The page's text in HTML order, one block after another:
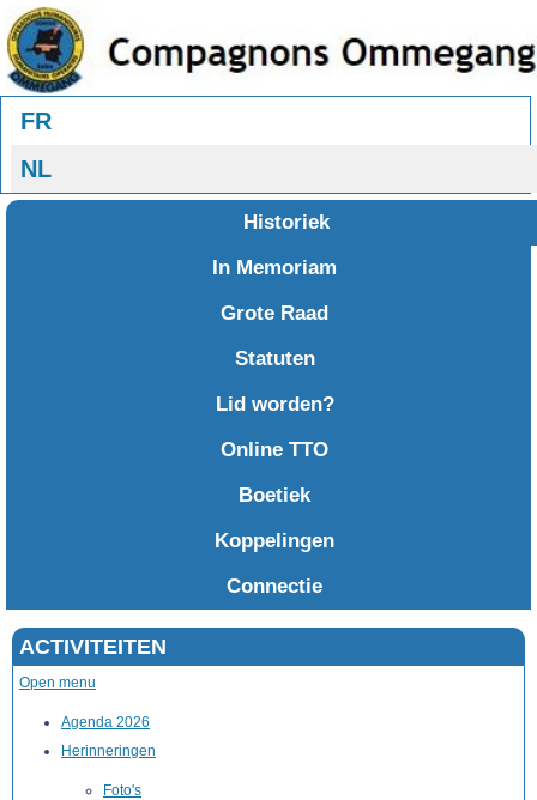
Selecteer uw taal
FR
NL
Historiek
In Memoriam
Grote Raad
Statuten
Lid worden?
Online TTO
Boetiek
Koppelingen
Connectie
ACTIVITEITEN
Open menu
Agenda 2026
Herinneringen
Foto's